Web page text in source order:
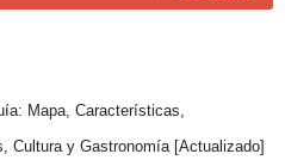
Mapa, Características,
Cultura y Gastronomía [Actualizado]